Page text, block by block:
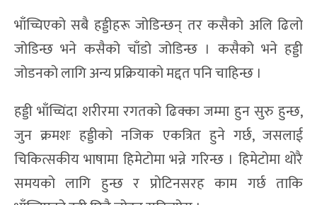
भाँच्चिएको सबै हड्डीहरू जोडिन्छन् तर कसैको अलि ढिलो
जोडिन्छ भने कसैको चाँडो जोडिन्छ । कसैको भने हड्डी
जोडनको लागि अन्य प्रक्रियाको मद्दत पनि चाहिन्छ ।
हड्डी भाँच्चिंदा शरीरमा रगतको ढिक्का जम्मा हुन सुरु हुन्छ,
जुन क्रमशः हड्डीको नजिक एकत्रित हुने गर्छ, जसलाई
चिकित्सकीय भाषामा हिमेटोमा भन्ने गरिन्छ । हिमेटोमा थोरै
समयको लागि हुन्छ र प्रोटिनसरह काम गर्छ ताकि